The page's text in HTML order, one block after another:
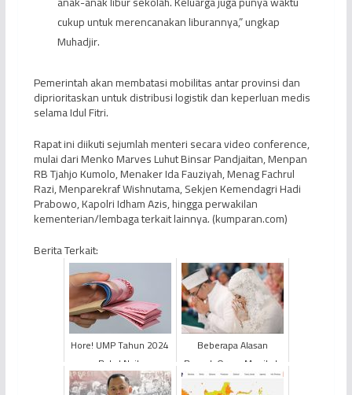
cukup untuk merencanakan liburannya,” ungkap
Muhadjir.
Pemerintah akan membatasi mobilitas antar provinsi dan
diprioritaskan untuk distribusi logistik dan keperluan medis
selama Idul Fitri.
Rapat ini diikuti sejumlah menteri secara video conference,
mulai dari Menko Marves Luhut Binsar Pandjaitan, Menpan
RB Tjahjo Kumolo, Menaker Ida Fauziyah, Menag Fachrul
Razi, Menparekraf Wishnutama, Sekjen Kemendagri Hadi
Prabowo, Kapolri Idham Azis, hingga perwakilan
kementerian/lembaga terkait lainnya. (kumparan.com)
Berita Terkait:
Hore! UMP Tahun 2024
Bakal Naik
Beberapa Alasan
Banyak Orang Menikah
Usai Hari Raya Idulfitri